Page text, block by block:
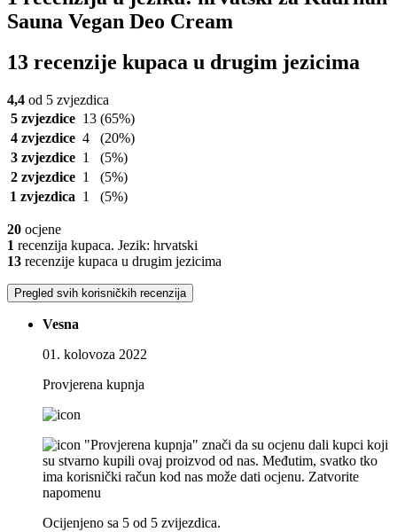
Sauna Vegan Deo Cream
13 recenzije kupaca u drugim jezicima
4,4 od 5 zvjezdica
5 zvjezdice 13 (65%)
4 zvjezdice 4
(20%)
3 zvjezdice 1
(5%)
2 zvjezdice 1
(5%)
1 zvjezdica 1 (5%)
20 ocjene
1 recenzija kupaca. Jezik: hrvatski
13 recenzije kupaca u drugim jezicima
Pregled svih korisničkih recenzija
Vesna
01. kolovoza 2022
Provjerena kupnja
"Provjerena kupnja" znači da su ocjenu dali kupci koji
su stvarno kupili ovaj proizvod od nas. Međutim, svatko tko
ima korisnički račun kod nas može dati ocjenu. Zatvorite
napomenu
Ocijenjeno sa 5 od 5 zvijezdica.